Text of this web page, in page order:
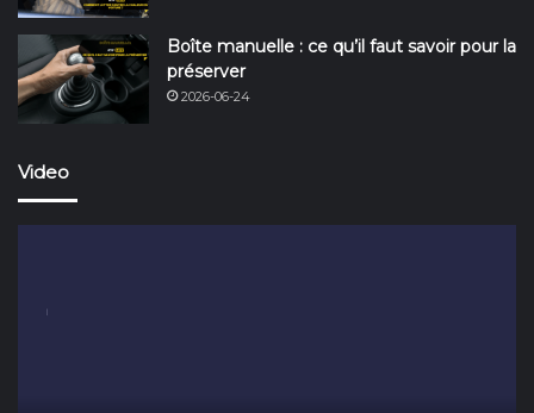
Boîte manuelle : ce qu’il faut savoir pour la
préserver
2026-06-24
Video